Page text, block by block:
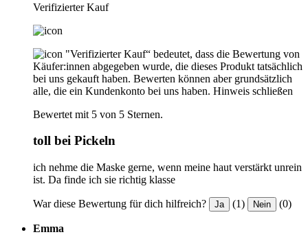
Verifizierter Kauf
"Verifizierter Kauf“ bedeutet, dass die Bewertung von
Käufer:innen abgegeben wurde, die dieses Produkt tatsächlich
bei uns gekauft haben. Bewerten können aber grundsätzlich
alle, die ein Kundenkonto bei uns haben. Hinweis schließen
Bewertet mit 5 von 5 Sternen.
toll bei Pickeln
ich nehme die Maske gerne, wenn meine haut verstärkt unrein
ist. Da finde ich sie richtig klasse
War diese Bewertung für dich hilfreich? Ja (1) Nein (0)
Emma